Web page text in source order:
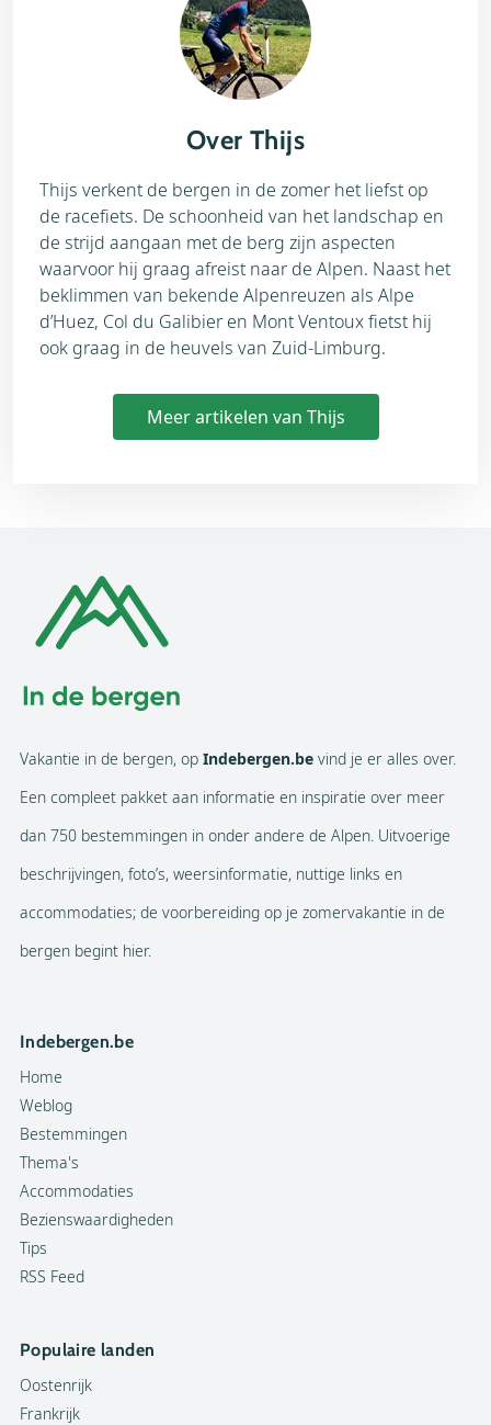
Over Thijs
Thijs verkent de bergen in de zomer het liefst op
de racefiets. De schoonheid van het landschap en
de strijd aangaan met de berg zijn aspecten
waarvoor hij graag afreist naar de Alpen. Naast het
beklimmen van bekende Alpenreuzen als Alpe
d’Huez, Col du Galibier en Mont Ventoux fietst hij
ook graag in de heuvels van Zuid-Limburg.
Meer artikelen van Thijs
Vakantie in de bergen, op Indebergen.be vind je er alles over.
Een compleet pakket aan informatie en inspiratie over meer
dan 750 bestemmingen in onder andere de Alpen. Uitvoerige
beschrijvingen, foto’s, weersinformatie, nuttige links en
accommodaties; de voorbereiding op je zomervakantie in de
bergen begint hier.
Indebergen.be
Home
Weblog
Bestemmingen
Thema's
Accommodaties
Bezienswaardigheden
Tips
RSS Feed
Populaire landen
Oostenrijk
Frankrijk